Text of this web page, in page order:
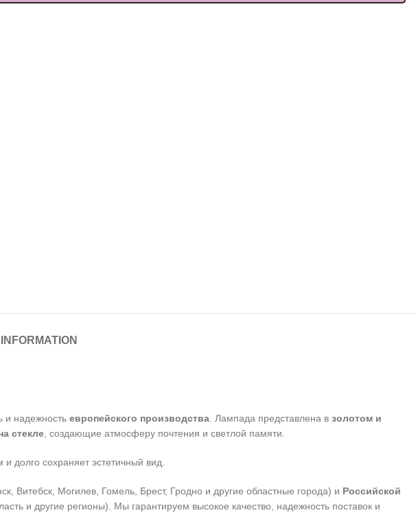
и надежность европейского производства . Лампада представлена в золотом и
стекле , создающие атмосферу почтения и светлой памяти.
долго сохраняет эстетичный вид.
Витебск, Могилев, Гомель, Брест, Гродно и другие областные города) и Российской
и другие регионы). Мы гарантируем высокое качество, надежность поставок и